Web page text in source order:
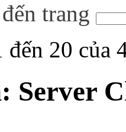
trang
đến 20 của
Server